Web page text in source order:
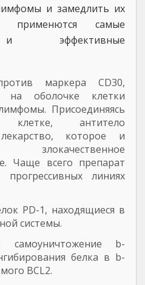
и замедлить их
самые
эффективные
маркера CD30,
на оболочке клетки
Присоединяясь
антитело
которое и
Чаще всего препарат
прогрессивных линиях
PD-1, находящиеся в
системы.
самоуничтожение b-
белка в b-
BCL2.